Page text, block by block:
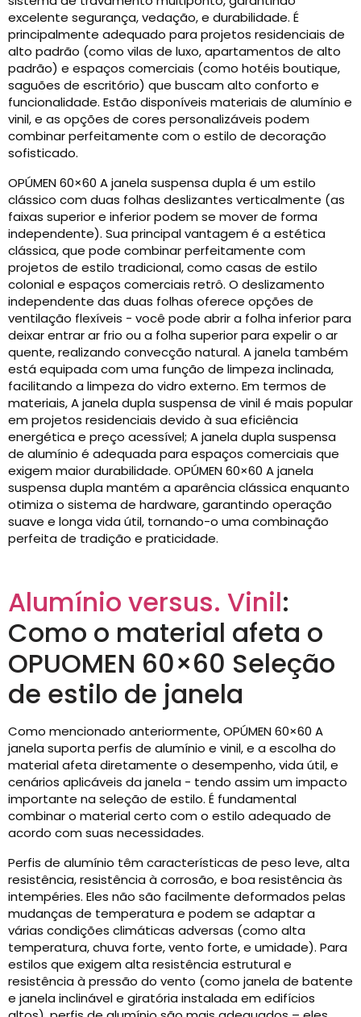
excelente segurança, vedação, e durabilidade. É
principalmente adequado para projetos residenciais de
alto padrão (como vilas de luxo, apartamentos de alto
padrão) e espaços comerciais (como hotéis boutique,
saguões de escritório) que buscam alto conforto e
funcionalidade. Estão disponíveis materiais de alumínio e
vinil, e as opções de cores personalizáveis ​​podem
combinar perfeitamente com o estilo de decoração
sofisticado.
OPÚMEN 60×60 A janela suspensa dupla é um estilo
clássico com duas folhas deslizantes verticalmente (as
faixas superior e inferior podem se mover de forma
independente). Sua principal vantagem é a estética
clássica, que pode combinar perfeitamente com
projetos de estilo tradicional, como casas de estilo
colonial e espaços comerciais retrô. O deslizamento
independente das duas folhas oferece opções de
ventilação flexíveis - você pode abrir a folha inferior para
deixar entrar ar frio ou a folha superior para expelir o ar
quente, realizando convecção natural. A janela também
está equipada com uma função de limpeza inclinada,
facilitando a limpeza do vidro externo. Em termos de
materiais, A janela dupla suspensa de vinil é mais popular
em projetos residenciais devido à sua eficiência
energética e preço acessível; A janela dupla suspensa
de alumínio é adequada para espaços comerciais que
exigem maior durabilidade. OPÚMEN 60×60 A janela
suspensa dupla mantém a aparência clássica enquanto
otimiza o sistema de hardware, garantindo operação
suave e longa vida útil, tornando-o uma combinação
perfeita de tradição e praticidade.
Alumínio versus. Vinil:
Como o material afeta o
OPUOMEN 60×60 Seleção
de estilo de janela
Como mencionado anteriormente, OPÚMEN 60×60 A
janela suporta perfis de alumínio e vinil, e a escolha do
material afeta diretamente o desempenho, vida útil, e
cenários aplicáveis ​​da janela - tendo assim um impacto
importante na seleção de estilo. É fundamental
combinar o material certo com o estilo adequado de
acordo com suas necessidades.
Perfis de alumínio têm características de peso leve, alta
resistência, resistência à corrosão, e boa resistência às
intempéries. Eles não são facilmente deformados pelas
mudanças de temperatura e podem se adaptar a
várias condições climáticas adversas (como alta
temperatura, chuva forte, vento forte, e umidade). Para
estilos que exigem alta resistência estrutural e
resistência à pressão do vento (como janela de batente
e janela inclinável e giratória instalada em edifícios